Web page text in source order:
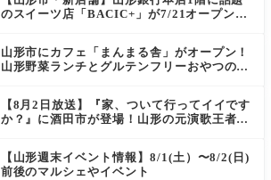
のスイーツ店「BACIC+」が7/21オープン！
山形市にカフェ「まんまる舎」がオープン！
山形野菜ランチとグルテンフリーおやつの新
【8月2日放送】『家、ついて行ってイイです
か？』に酒田市が登場！山形の元演歌王者
【山形週末イベント情報】8/1(土）〜8/2(日)
前後のマルシェやイベント